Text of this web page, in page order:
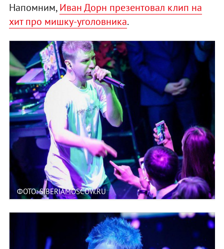
Напомним,Иван Дорн презентовал клип на
хит про мишку-уголовника.
ФОТО: SIBERIAMOSCOW.RU